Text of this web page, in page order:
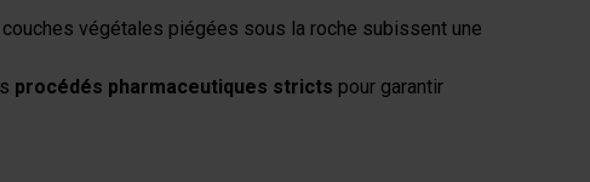
couches végétales piégées sous la roche subissent une
procédés pharmaceutiques stricts pour garantir